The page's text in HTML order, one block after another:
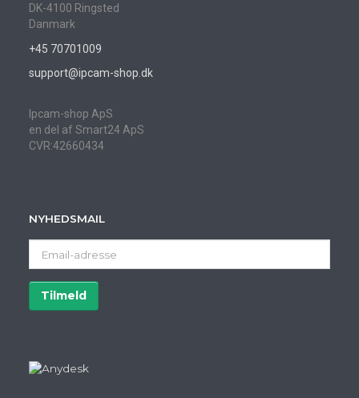
DK-4100 Ringsted
Danmark
+45 70701009
support@ipcam-shop.dk
Ipcam-shop ApS
en del af Smart24 ApS
CVR:42660434
NYHEDSMAIL
adresse
Tilmeld